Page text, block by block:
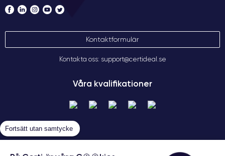
Kontaktformulär
Kontakta oss: support@certideal.se
Våra kvalifikationer
Fortsätt utan samtycke